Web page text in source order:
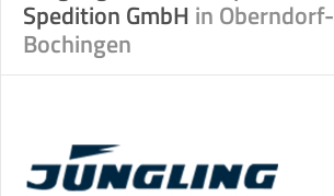
Spedition GmbH in Oberndorf-
Bochingen